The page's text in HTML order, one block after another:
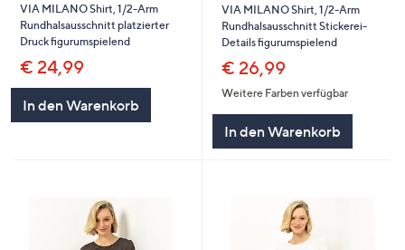
VIA MILANO Shirt, 1/2-Arm
Rundhalsausschnitt platzierter
Druck figurumspielend
€ 24,99
In den Warenkorb
VIA MILANO Shirt, 1/2-Arm
Rundhalsausschnitt Stickerei-
Details figurumspielend
€ 26,99
Weitere Farben verfügbar
In den Warenkorb